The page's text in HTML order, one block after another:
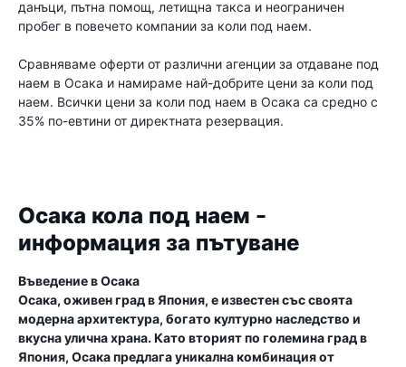
данъци, пътна помощ, летищна такса и неограничен
пробег в повечето компании за коли под наем.
Сравняваме оферти от различни агенции за отдаване под
наем в Осака и намираме най-добрите цени за коли под
наем. Всички цени за коли под наем в Осака са средно с
35% по-евтини от директната резервация.
Осака кола под наем -
информация за пътуване
Въведение в Осака
Осака, оживен град в Япония, е известен със своята
модерна архитектура, богато културно наследство и
вкусна улична храна. Като вторият по големина град в
Япония, Осака предлага уникална комбинация от